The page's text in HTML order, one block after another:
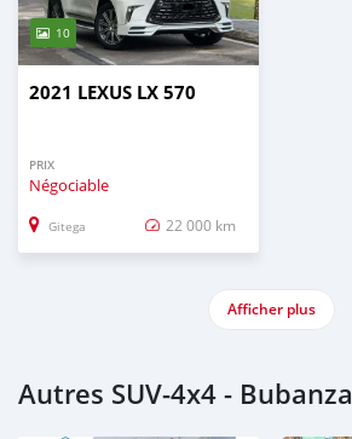
10
2021 LEXUS LX 570
PRIX
Négociable
Gitega 22 000 km
Afficher plus
Autres SUV‒4x4 - Bubanza